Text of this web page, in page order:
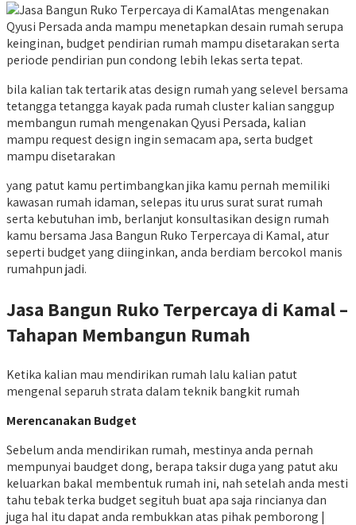
Atas mengenakan
Qyusi Persada anda mampu menetapkan desain rumah serupa
keinginan, budget pendirian rumah mampu disetarakan serta
periode pendirian pun condong lebih lekas serta tepat.
bila kalian tak tertarik atas design rumah yang selevel bersama
tetangga tetangga kayak pada rumah cluster kalian sanggup
membangun rumah mengenakan Qyusi Persada, kalian
mampu request design ingin semacam apa, serta budget
mampu disetarakan
yang patut kamu pertimbangkan jika kamu pernah memiliki
kawasan rumah idaman, selepas itu urus surat surat rumah
serta kebutuhan imb, berlanjut konsultasikan design rumah
kamu bersama Jasa Bangun Ruko Terpercaya di Kamal, atur
seperti budget yang diinginkan, anda berdiam bercokol manis
rumahpun jadi.
Jasa Bangun Ruko Terpercaya di Kamal –
Tahapan Membangun Rumah
Ketika kalian mau mendirikan rumah lalu kalian patut
mengenal separuh strata dalam teknik bangkit rumah
Merencanakan Budget
Sebelum anda mendirikan rumah, mestinya anda pernah
mempunyai baudget dong, berapa taksir duga yang patut aku
keluarkan bakal membentuk rumah ini, nah setelah anda mesti
tahu tebak terka budget segituh buat apa saja rincianya dan
juga hal itu dapat anda rembukkan atas pihak pemborong |